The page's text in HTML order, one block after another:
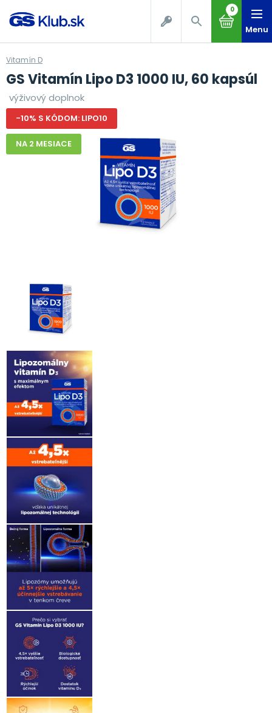
0
Menu
Vitamín D
GS Vitamín Lipo D3 1000 IU, 60 kapsúl
výživový doplnok
-10% S KÓDOM: LIPO10
NA 2 MESIACE